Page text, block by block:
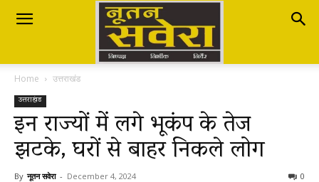
Nutan
Savera
नूतन
Home उत्तराखंड
उत्तराखंड
इन राज्यों में लगे भूकंप के तेज
झटके, घरों से बाहर निकले लोग
By नूतन सवेरा - December 4, 2024 0